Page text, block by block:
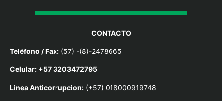
CONTACTO
Teléfono / Fax: (57) -(8)-2478665
Celular: +57 3203472795
Linea Anticorrupcion: (+57) 018000919748